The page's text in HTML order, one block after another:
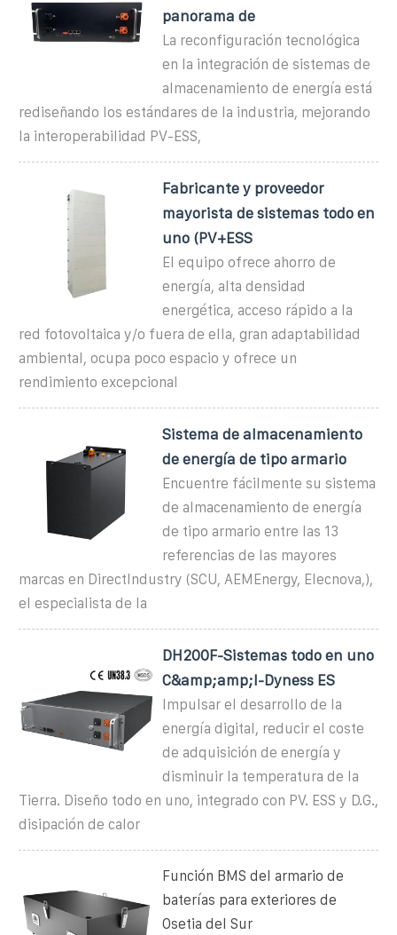
panorama de
La reconfiguración tecnológica
en la integración de sistemas de
almacenamiento de energía está
rediseñando los estándares de la industria, mejorando
la interoperabilidad PV-ESS,
Fabricante y proveedor
mayorista de sistemas todo en
uno (PV+ESS
El equipo ofrece ahorro de
energía, alta densidad
energética, acceso rápido a la
red fotovoltaica y/o fuera de ella, gran adaptabilidad
ambiental, ocupa poco espacio y ofrece un
rendimiento excepcional
Sistema de almacenamiento
de energía de tipo armario
Encuentre fácilmente su sistema
de almacenamiento de energía
de tipo armario entre las 13
referencias de las mayores
marcas en DirectIndustry (SCU, AEMEnergy, Elecnova,),
el especialista de la
DH200F-Sistemas todo en uno
C&amp;amp;I-Dyness ES
Impulsar el desarrollo de la
energía digital, reducir el coste
de adquisición de energía y
disminuir la temperatura de la
Tierra. Diseño todo en uno, integrado con PV. ESS y D.G.,
disipación de calor
Función BMS del armario de
baterías para exteriores de
Osetia del Sur